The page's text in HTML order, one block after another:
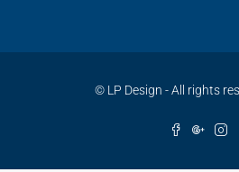
© LP Design - All rights